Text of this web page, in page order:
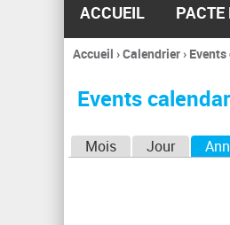
ACCUEIL
Vous
ici
Accueil ›Calendrier›
Events calendar
Mois Jour